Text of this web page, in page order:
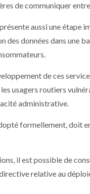
de communiquer
aussi une étape
des données dans une
de ces
usagers routiers
administrative.
formellement, doit
il est possible de
relative au